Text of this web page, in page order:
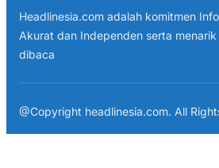
Headlinesia.com adalah komitmen
Akurat dan Independen serta
dibaca
@Copyright headlinesia.com. All